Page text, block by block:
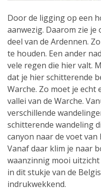
Door de ligging op een
aanwezig. Daarom zie
deel van de Ardennen.
te houden. Een ander
vele regen die hier valt.
dat je hier schitterende
Warche. Zo moet je echt
vallei van de Warche.
verschillende
schitterende wandeling
canyon naar de voet van
Vanaf daar klim je naar
waanzinnig mooi
in dit stukje van de
indrukwekkend.